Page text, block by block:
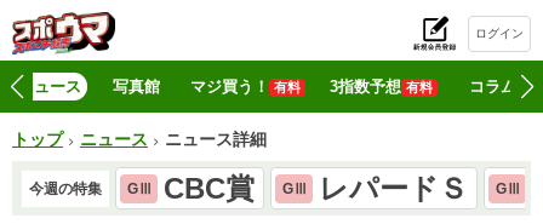
ログイン
ニュース 写真館 マジ買う！ 有料 3指数予想 有料 コラム
トップ ニュース ニュース詳細
今週の特集 GⅢ CBC賞 GⅢ レパードＳ GⅢ